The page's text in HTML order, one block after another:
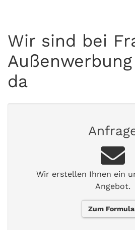
Wir sind bei
da
Wir erstellen Ihnen ein
Angebot.
Zum